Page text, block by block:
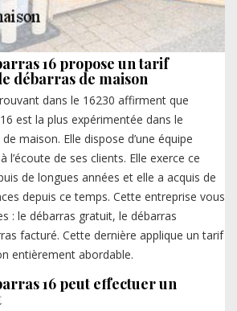
16 propose un tarif
débarras de maison
dans le 16230 affirment que
est la plus expérimentée dans le
maison. Elle dispose d’une équipe
l’écoute de ses clients. Elle exerce ce
de longues années et elle a acquis de
depuis ce temps. Cette entreprise vous
: le débarras gratuit, le débarras
facturé. Cette dernière applique un tarif
entièrement abordable.
16 peut effectuer un